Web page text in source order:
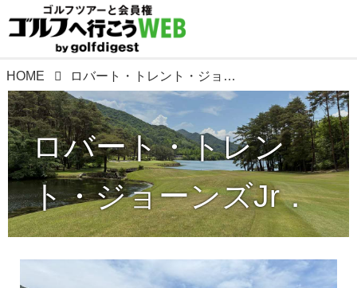
HOME ロバート・トレント・ジョーンズJr．
ロバート・トレン
ト・ジョーンズJr．